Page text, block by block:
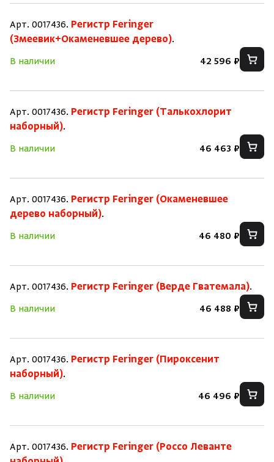
Арт. 0017436. Регистр Feringer
(Змеевик+Окаменевшее дерево).
В наличии
42 596 ₽
Арт. 0017436. Регистр Feringer (Талькохлорит
наборный).
В наличии
46 463 ₽
Арт. 0017436. Регистр Feringer (Окаменевшее
дерево наборный).
В наличии
46 480 ₽
Арт. 0017436. Регистр Feringer (Верде Гватемала).
В наличии
46 488 ₽
Арт. 0017436. Регистр Feringer (Пироксенит
наборный).
В наличии
46 496 ₽
Арт. 0017436. Регистр Feringer (Россо Леванте
Зарегистрироваться
Зарегистрироваться